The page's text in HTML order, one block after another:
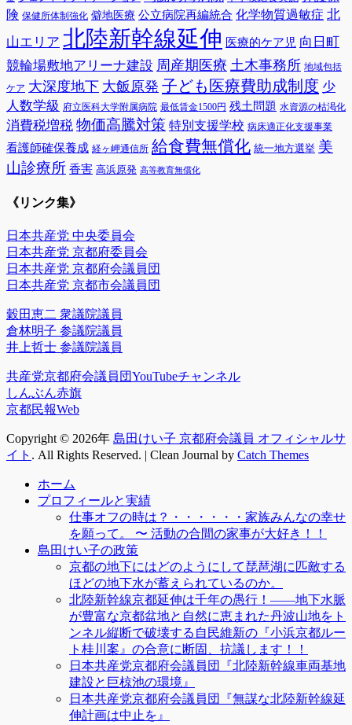
険 保健所体制強化 僻地医療 公立病院再編統合 化学物質過敏症 北
山エリア 北陸新幹線延伸 医療的ケア児 向日町
競輪場敷地アリーナ建設 周産期医療 土木事務所 地域包括
ケア 大深度地下 大飯原発 子ども医療費助成制度 少
人数学級 府立医科大学附属病院 最低賃金1500円 残土問題 水資源の枯渇化
消費税増税 物価高騰対策 特別支援学校 病床適正化支援事業
看護師確保養成 経ヶ岬通信所 給食費無償化 統一地方選挙 美
山診療所 香害 高浜原発 高等教育無償化
《リンク集》
日本共産党 中央委員会
日本共産党 京都府委員会
日本共産党 京都府会議員団
日本共産党 京都市会議員団
穀田恵二 衆議院議員
倉林明子 参議院議員
井上哲士 参議院議員
共産党京都府会議員団YouTubeチャンネル
しんぶん赤旗
京都民報Web
Copyright © 2026年 島田けい子 京都府会議員 オフィシャルサ
イト . All Rights Reserved. | Clean Journal by Catch Themes
ホーム
プロフィールと実績
仕事オフの時は？・・・・・・家族みんなの幸せ
を願って。 〜 活動の合間の家事が大好き！！
島田けい子の政策
京都の地下にはどのようにして琵琶湖に匹敵する
ほどの地下水が蓄えられているのか。
北陸新幹線京都延伸は千年の愚行！――地下水脈
が豊富な京都盆地と自然に恵まれた丹波山地をト
ンネル縦断で破壊する自民維新の『小浜京都ルー
ト桂川案』の合意に断固、抗議します！！
日本共産党京都府会議員団『北陸新幹線車両基地
建設と巨椋池の環境』
日本共産党京都府会議員団『無謀な北陸新幹線延
伸計画は中止を』